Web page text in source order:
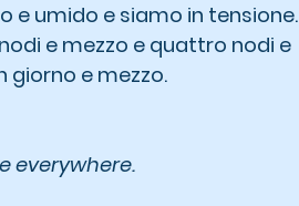
e umido e siamo in tensione.
e mezzo e quattro nodi e
giorno e mezzo.
everywhere.